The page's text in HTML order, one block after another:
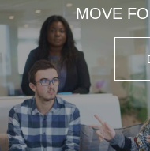
MOVE